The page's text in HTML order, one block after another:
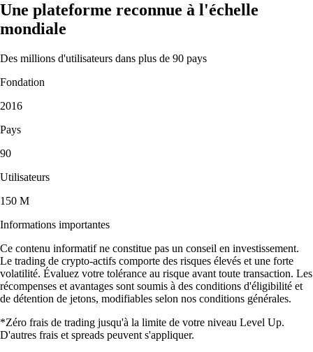
Une plateforme reconnue à l'échelle
mondiale
Des millions d'utilisateurs dans plus de 90 pays
Fondation
2016
Pays
90
Utilisateurs
150 M
Informations importantes
Ce contenu informatif ne constitue pas un conseil en investissement.
Le trading de crypto-actifs comporte des risques élevés et une forte
volatilité. Évaluez votre tolérance au risque avant toute transaction. Les
récompenses et avantages sont soumis à des conditions d'éligibilité et
de détention de jetons, modifiables selon nos conditions générales.
*Zéro frais de trading jusqu'à la limite de votre niveau Level Up.
D'autres frais et spreads peuvent s'appliquer.